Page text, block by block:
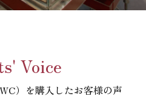
Voice
）を購入したお客様の声